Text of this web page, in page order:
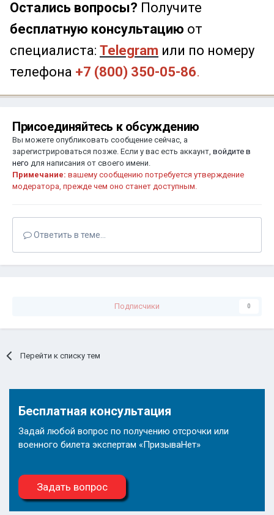
Остались вопросы? Получите
бесплатную консультацию от
специалиста: Telegram или по номеру
телефона +7 (800) 350-05-86.
Присоединяйтесь к обсуждению
Вы можете опубликовать сообщение сейчас, а
зарегистрироваться позже. Если у вас есть аккаунт, войдите в
него для написания от своего имени.
Примечание: вашему сообщению потребуется утверждение
модератора, прежде чем оно станет доступным.
Ответить в теме...
Подписчики 0
Перейти к списку тем
Бесплатная консультация
Задай любой вопрос по получению отсрочки или
военного билета экспертам «ПризываНет»
Задать вопрос